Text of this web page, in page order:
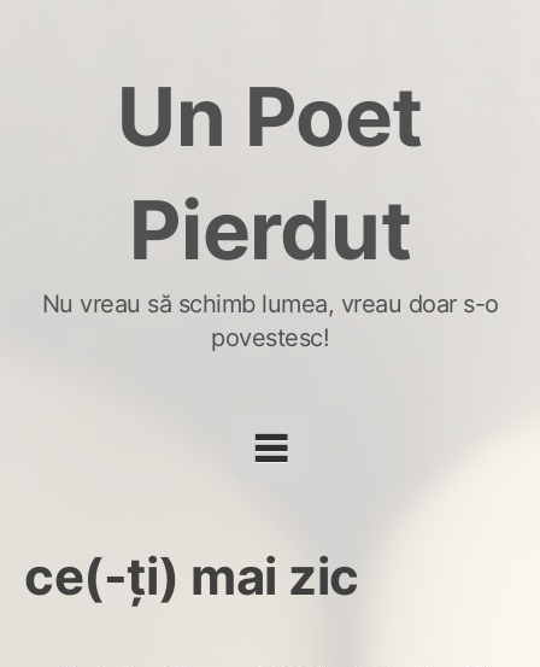
Un Poet
Pierdut
Nu vreau să schimb lumea, vreau doar s-o
povestesc!
ce(-ți) mai zic